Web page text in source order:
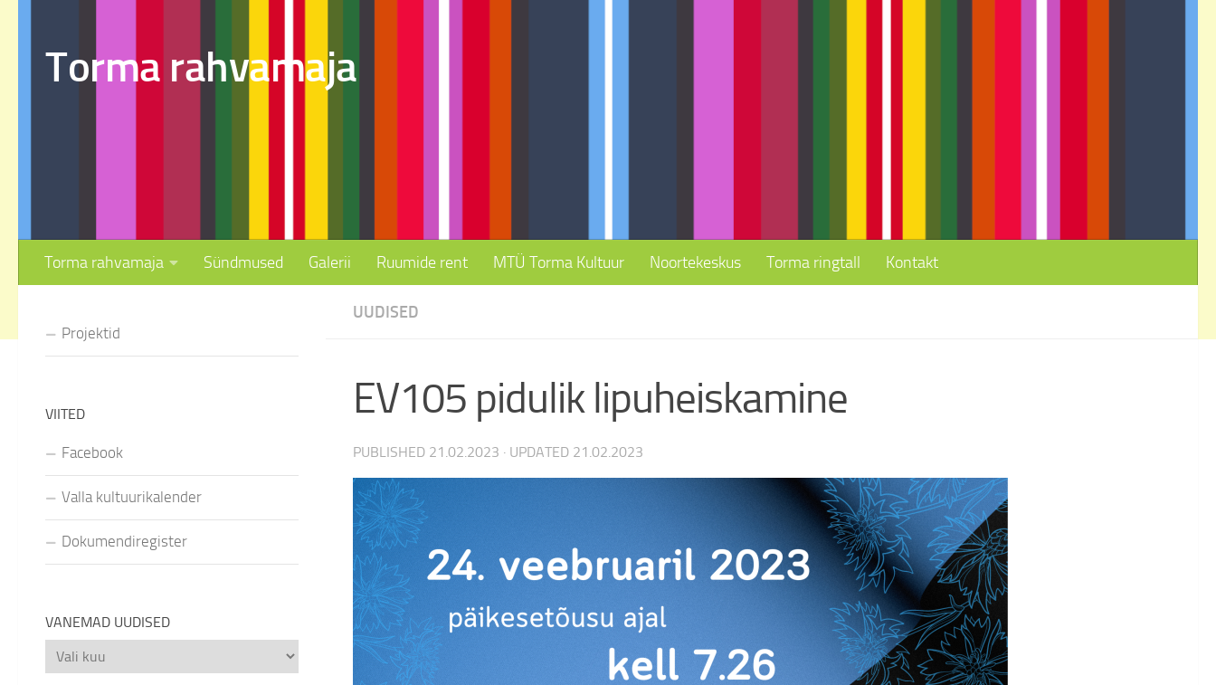
Torma rahvamaja
Torma rahvamaja Sündmused Galerii Ruumide rent MTÜ Torma Kultuur Noortekeskus Torma ringtall Kontakt
UUDISED
EV105 pidulik lipuheiskamine
PUBLISHED 21.02.2023 · UPDATED 21.02.2023
Projektid
VIITED
Facebook
Valla kultuurikalender
Dokumendiregister
VANEMAD UUDISED
Vanemad
uudised